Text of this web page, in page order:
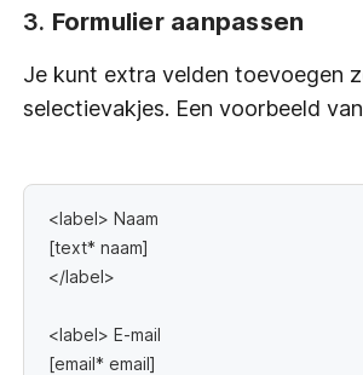
3. Formulier aanpassen
Je kunt extra velden toevoegen
selectievakjes. Een voorbeeld
<label> Naam
[text* naam]
</label>
<label> E-mail
[email* email]